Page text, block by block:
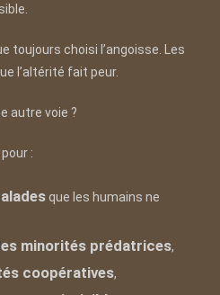
toujours choisi l’angoisse. Les
l’altérité fait peur.
autre voie ?
:
que les humains ne
minorités prédatrices,
coopératives,